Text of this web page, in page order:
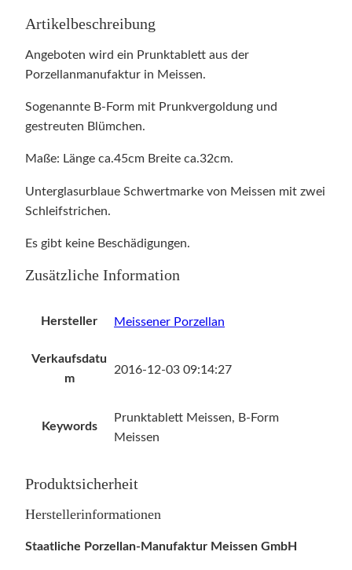
Artikelbeschreibung
Angeboten wird ein Prunktablett aus der
Porzellanmanufaktur in Meissen.
Sogenannte B-Form mit Prunkvergoldung und
gestreuten Blümchen.
Maße: Länge ca.45cm Breite ca.32cm.
Unterglasurblaue Schwertmarke von Meissen mit zwei
Schleifstrichen.
Es gibt keine Beschädigungen.
Zusätzliche Information
Hersteller Meissener Porzellan
Verkaufsdatu
m
2016-12-03 09:14:27
Keywords
Prunktablett Meissen, B-Form
Meissen
Produktsicherheit
Herstellerinformationen
Staatliche Porzellan-Manufaktur Meissen GmbH